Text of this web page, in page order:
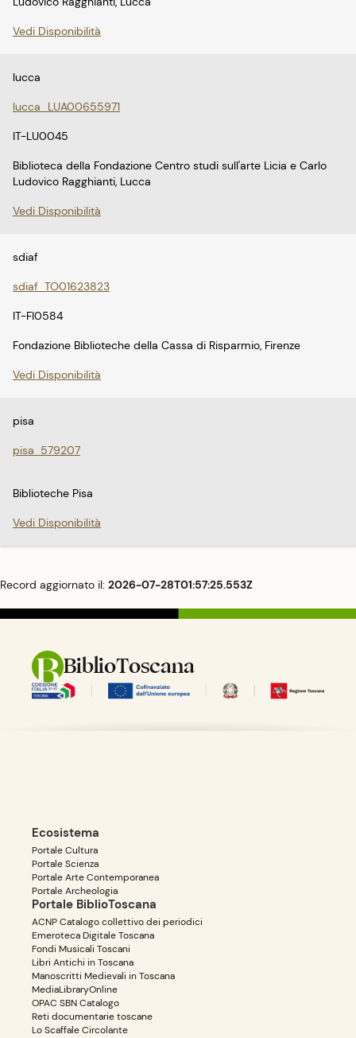
Vedi Disponibilità
lucca
lucca_LUA00655971
IT-LU0045
Biblioteca della Fondazione Centro studi sull'arte Licia e Carlo
Ludovico Ragghianti, Lucca
Vedi Disponibilità
sdiaf
sdiaf_TO01623823
IT-FI0584
Fondazione Biblioteche della Cassa di Risparmio, Firenze
Vedi Disponibilità
pisa
pisa_579207
Biblioteche Pisa
Vedi Disponibilità
Record aggiornato il: 2026-07-28T01:57:25.553Z
BiblioToscana
Ecosistema
Portale Cultura
Portale Scienza
Portale Arte Contemporanea
Portale Archeologia
Portale BiblioToscana
ACNP Catalogo collettivo dei periodici
Emeroteca Digitale Toscana
Fondi Musicali Toscani
Libri Antichi in Toscana
Manoscritti Medievali in Toscana
MediaLibraryOnline
OPAC SBN Catalogo
Reti documentarie toscane
Lo Scaffale Circolante